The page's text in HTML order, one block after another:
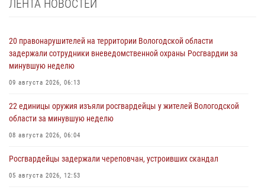
ЛЕНТА НОВОСТЕЙ
20 правонарушителей на территории Вологодской области
задержали сотрудники вневедомственной охраны Росгвардии за
минувшую неделю
09 августа 2026, 06:13
22 единицы оружия изъяли росгвардейцы у жителей Вологодской
области за минувшую неделю
08 августа 2026, 06:04
Росгвардейцы задержали череповчан, устроивших скандал
05 августа 2026, 12:53